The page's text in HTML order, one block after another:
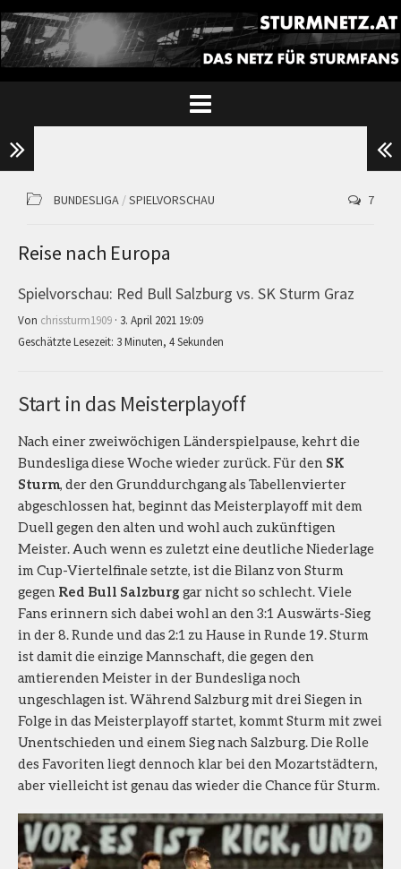
BUNDESLIGA /SPIELVORSCHAU 7
Reise nach Europa
Spielvorschau: Red Bull Salzburg vs. SK Sturm Graz
Von chrissturm1909 · 3. April 2021 19:09
Geschätzte Lesezeit: 3 Minuten, 4 Sekunden
Start in das Meisterplayoff
Nach einer zweiwöchigen Länderspielpause, kehrt die
Bundesliga diese Woche wieder zurück. Für den SK
Sturm, der den Grunddurchgang als Tabellenvierter
abgeschlossen hat, beginnt das Meisterplayoff mit dem
Duell gegen den alten und wohl auch zukünftigen
Meister. Auch wenn es zuletzt eine deutliche Niederlage
im Cup-Viertelfinale setzte, ist die Bilanz von Sturm
gegen Red Bull Salzburggar nicht so schlecht. Viele
Fans erinnern sich dabei wohl an den 3:1 Auswärts-Sieg
in der 8. Runde und das 2:1 zu Hause in Runde 19. Sturm
ist damit die einzige Mannschaft, die gegen den
amtierenden Meister in der Bundesliga noch
ungeschlagen ist. Während Salzburg mit drei Siegen in
Folge in das Meisterplayoff startet, kommt Sturm mit zwei
Unentschieden und einem Sieg nach Salzburg. Die Rolle
des Favoriten liegt dennoch klar bei den Mozartstädtern,
aber vielleicht ist genau das wieder die Chance für Sturm.